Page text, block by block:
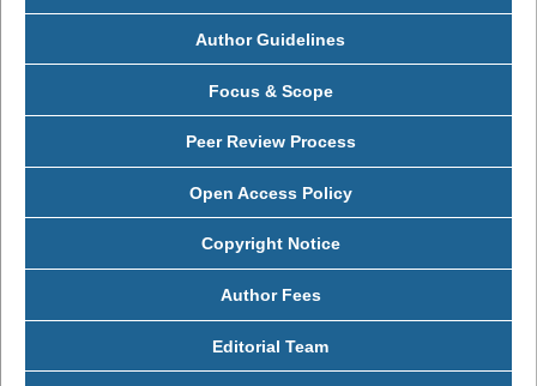
Author Guidelines
Focus & Scope
Peer Review Process
Open Access Policy
Copyright Notice
Author Fees
Editorial Team